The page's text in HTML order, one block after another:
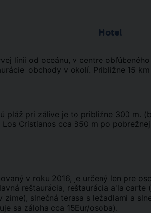
Hotel
línii od oceánu, v centre
obchody v okolí. Približne 15
pláž pri zálive je to približne 300 m.
Cristianos cca 850 m po
v roku 2016, je určený len pre
reštaurácia, reštaurácia a'la
zime), slnečná terasa s ležadlami a
sa záloha cca 15Eur/osoba).